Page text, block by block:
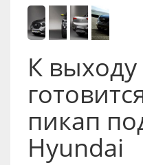
К
пикап
Hyundai